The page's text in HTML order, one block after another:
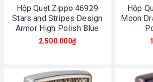
Hộp Quẹt Zippo 46929
Stars and Stripes Design
Armor High Polish Blue
2.500.000₫
Hộp
Moon